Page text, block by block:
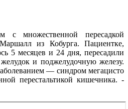
множественной пересадкой
из Кобурга. Пациентке,
5 месяцев и 24 дня, пересадили
и поджелудочную железу.
— синдром мегацисто
перестальтикой кишечника. -